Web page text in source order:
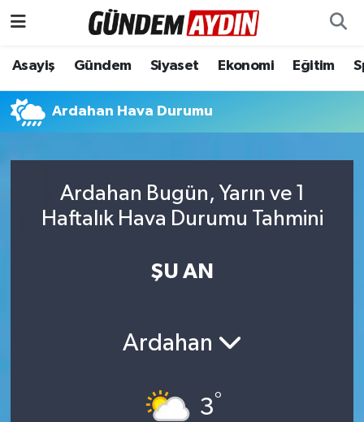
Asayiş Gündem Siyaset Ekonomi Eğitim
Ardahan Hava Durumu
Ardahan Bugün, Yarın ve 1
Haftalık Hava Durumu Tahmini
ŞU AN
Ardahan
3°
Aydın Nöbetçi Eczaneler
Aydın Hava Durumu
Aydın Trafik Yoğunluk Haritası
Süper Lig Puan Durumu ve Fikstür